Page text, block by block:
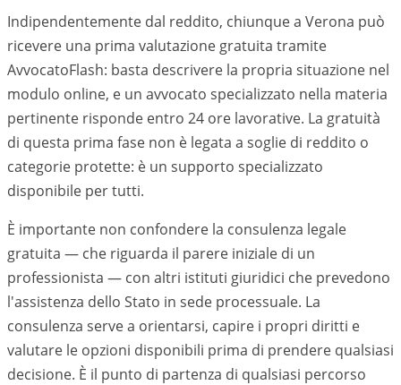
Indipendentemente dal reddito, chiunque a Verona può
ricevere una prima valutazione gratuita tramite
AvvocatoFlash: basta descrivere la propria situazione nel
modulo online, e un avvocato specializzato nella materia
pertinente risponde entro 24 ore lavorative. La gratuità
di questa prima fase non è legata a soglie di reddito o
categorie protette: è un supporto specializzato
disponibile per tutti.
È importante non confondere la consulenza legale
gratuita — che riguarda il parere iniziale di un
professionista — con altri istituti giuridici che prevedono
l'assistenza dello Stato in sede processuale. La
consulenza serve a orientarsi, capire i propri diritti e
valutare le opzioni disponibili prima di prendere qualsiasi
decisione. È il punto di partenza di qualsiasi percorso